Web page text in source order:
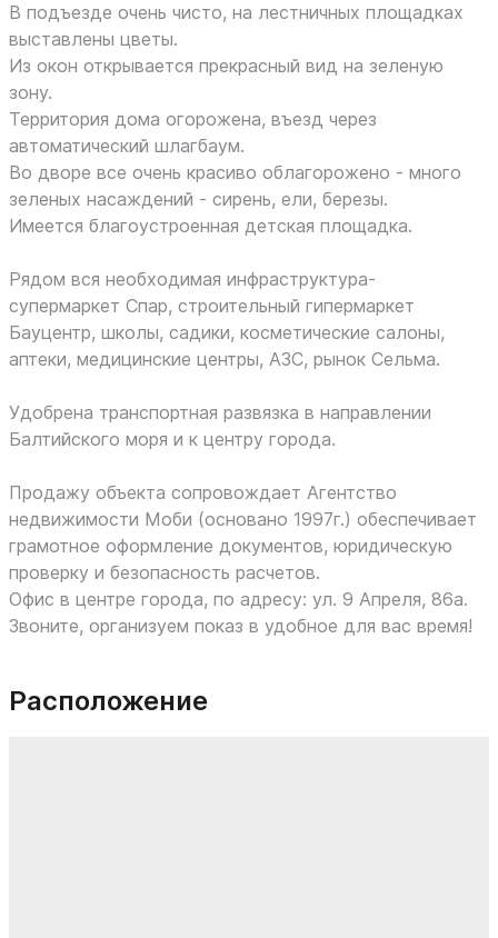
В подъезде очень чисто, на лестничных площадках
выставлены цветы.
Из окон открывается прекрасный вид на зеленую
зону.
Территория дома огорожена, въезд через
автоматический шлагбаум.
Во дворе все очень красиво облагорожено - много
зеленых насаждений - сирень, ели, березы.
Имеется благоустроенная детская площадка.
Рядом вся необходимая инфраструктура-
супермаркет Спар, строительный гипермаркет
Бауцентр, школы, садики, косметические салоны,
аптеки, медицинские центры, АЗС, рынок Сельма.
Удобрена транспортная развязка в направлении
Балтийского моря и к центру города.
Продажу объекта сопровождает Агентство
недвижимости Моби (основано 1997г.) обеспечивает
грамотное оформление документов, юридическую
проверку и безопасность расчетов.
Офис в центре города, по адресу: ул. 9 Апреля, 86а.
Звоните, организуем показ в удобное для вас время!
Расположение